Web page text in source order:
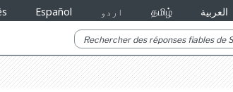
Español اردو தமிழ் العربية